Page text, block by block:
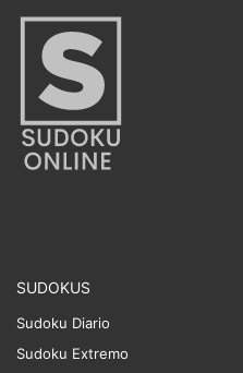
SUDOKUS
Sudoku Diario
Sudoku Extremo